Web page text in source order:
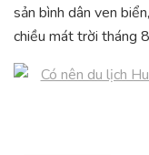
sản bình dân ven
chiều mát trời tháng